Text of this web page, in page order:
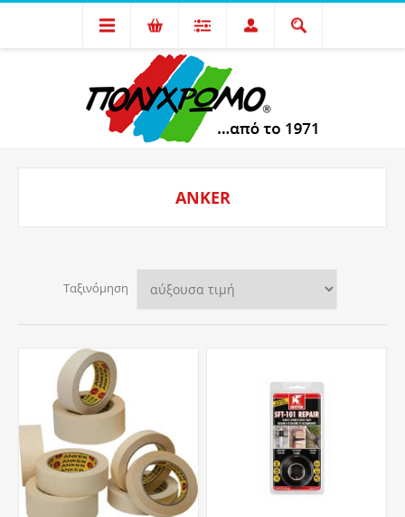
ANKER
Ταξινόμηση